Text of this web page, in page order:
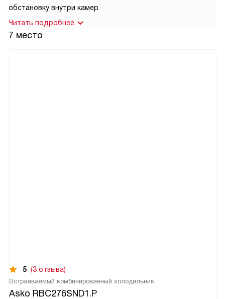
обстановку внутри камер.
Читать подробнее
7 место
5 (3 отзыва)
Встраиваемый комбинированный холодильник
Asko RBC276SND1.P